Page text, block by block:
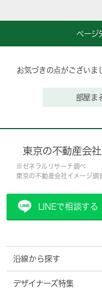
ページ
お気づきの点がございま
部屋ま
東京の不動産会
※ゼネラルリサーチ調べ
東京の不動産会社イメージ調
LINEで相談する
沿線から探す
デザイナーズ特集